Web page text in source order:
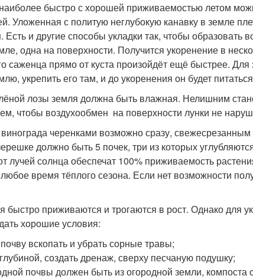
быстро с хорошей приживаемостью летом
Уложенная с политую неглубокую канавку в земле
Есть и другие способы укладки так, чтобы образовать
одна на поверхности. Получится укоренение в
саженца прямо от куста произойдёт ещё быстрее. Для
укрепить его там, и до укоренения он будет
лозы земля должна быть влажная. Нелишним
чтобы воздухообмен на поверхности лунки не
черенками возможно сразу,
должно быть 5 почек, три из которых
лучей солнца обеспечат 100% приживаемость
время тёплого сезона. Если нет возможности
быстро приживаются и трогаются в рост. Однако для
хорошие условия:
вскопать и убрать сорные травы;
создать дренаж, сверху песчаную подушку;
почвы должен быть из огородной земли, компоста